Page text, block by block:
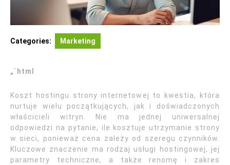
Categories: Marketing
„`html
Koszt hostingu strony internetowej to kwestia, która
nurtuje wielu początkujących, jak i doświadczonych
właścicieli witryn. Nie ma jednej uniwersalnej
odpowiedzi na pytanie, ile kosztuje utrzymanie strony
w sieci, ponieważ cena zależy od szeregu czynników.
Kluczowe znaczenie ma rodzaj usługi hostingowej, jej
parametry techniczne, a także renomę i zakres